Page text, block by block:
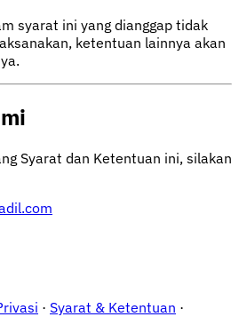
syarat ini yang dianggap tidak
ketentuan lainnya akan
Syarat dan Ketentuan ini, silakan
· Syarat & Ketentuan ·